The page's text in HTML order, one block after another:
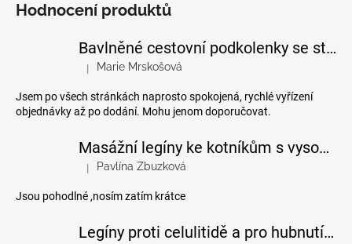
500
Hodnocení produktů
Bavlněné cestovní podkolenky se stupňovanou kompresí
Hodnocení produktu je 5 z 5 hvězdiček.
| Marie Mrskošová
Jsem po všech stránkách naprosto spokojená, rychlé vyřízení
objednávky až po dodání. Mohu jenom doporučovat.
Masážní legíny ke kotníkům s vysokým pasem
Hodnocení produktu je 4 z 5 hvězdiček.
| Pavlína Zbuzková
Jsou pohodlné ,nosím zatím krátce
Legíny proti celulitidě a pro hubnutí pomocí FIR efektu